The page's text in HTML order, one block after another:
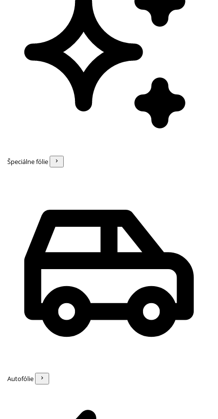
Špeciálne fólie
Autofólie